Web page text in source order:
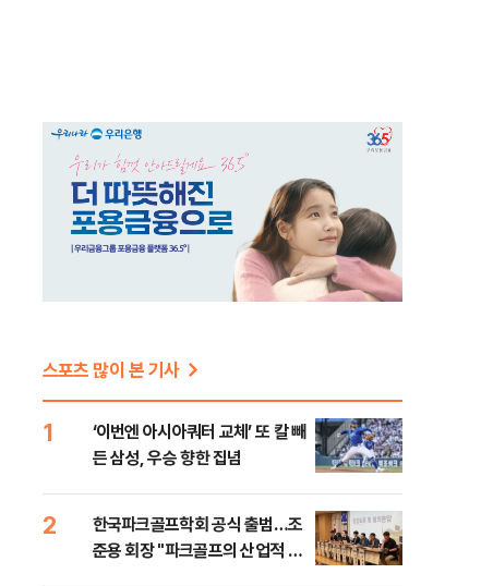
스포츠 많이 본 기사
1
‘이번엔 아시아쿼터 교체’ 또 칼 빼
든 삼성, 우승 향한 집념
2
한국파크골프학회 공식 출범…조
준용 회장 "파크골프의 산업적 성